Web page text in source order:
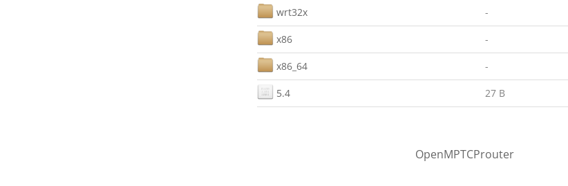
wrt32x -
x86 -
x86_64 -
5.4 27 B
OpenMPTCProuter